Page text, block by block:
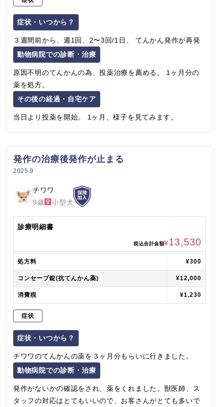
症状・いつから？
３週間前から、週1回、2〜3回/1日、 てんかん発作が再発
動物病院での診断・治療
原因不明のてんかんの為、投薬治療を薦める。 1ヶ月分の
薬を処方。
その後の経過・自宅ケア
当日より投薬を開始。 1ヶ月、様子を見てみます。
発作の治療後発作が止まる
2025.9
チワワ
9歳
小型犬
診療明細書
税込合計金額¥13,530
処方料 ¥300
コンセーブ錠(抗てんかん薬) ¥12,000
消費税 ¥1,230
症状
症状・いつから？
チワワのてんかんの薬を３ヶ月分もらいに行きました。
動物病院での診断・治療
発作がないかの確認をされ、薬をくれました。獣医師、ス
タッフの対応はとてもいいので、お客さんがとても多いで